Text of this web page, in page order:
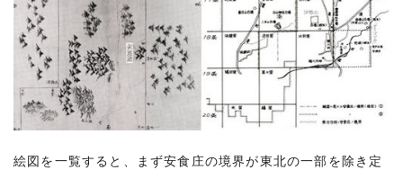
絵図を一覧すると、まず安食庄の境界が東北の一部を除き定